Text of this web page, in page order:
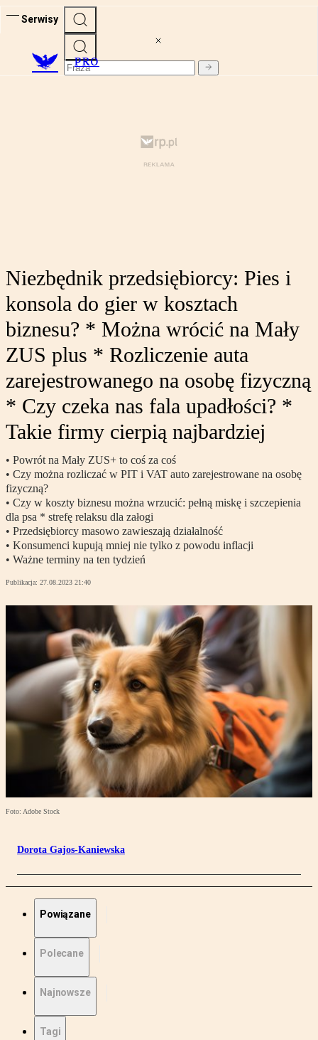
Serwisy
PRO
Niezbędnik przedsiębiorcy: Pies i
konsola do gier w kosztach
biznesu? * Można wrócić na Mały
ZUS plus * Rozliczenie auta
zarejestrowanego na osobę fizyczną
* Czy czeka nas fala upadłości? *
Takie firmy cierpią najbardziej
• Powrót na Mały ZUS+ to coś za coś
• Czy można rozliczać w PIT i VAT auto zarejestrowane na osobę
fizyczną?
• Czy w koszty biznesu można wrzucić: pełną miskę i szczepienia
dla psa * strefę relaksu dla załogi
• Przedsiębiorcy masowo zawieszają działalność
• Konsumenci kupują mniej nie tylko z powodu inflacji
• Ważne terminy na ten tydzień
Publikacja: 27.08.2023 21:40
Foto: Adobe Stock
Dorota Gajos-Kaniewska
Powiązane
Polecane
Najnowsze
Tagi